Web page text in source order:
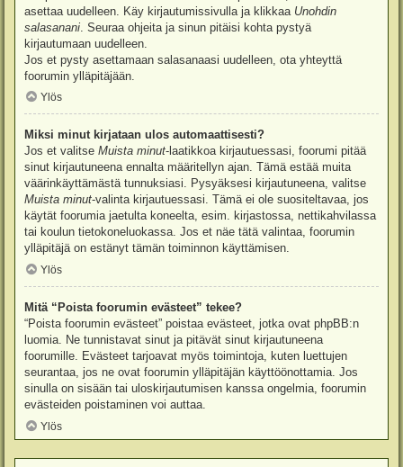
asettaa uudelleen. Käy kirjautumissivulla ja klikkaa Unohdin
salasanani . Seuraa ohjeita ja sinun pitäisi kohta pystyä
kirjautumaan uudelleen.
Jos et pysty asettamaan salasanaasi uudelleen, ota yhteyttä
foorumin ylläpitäjään.
Ylös
Miksi minut kirjataan ulos automaattisesti?
Jos et valitse Muista minut-laatikkoa kirjautuessasi, foorumi pitää
sinut kirjautuneena ennalta määritellyn ajan. Tämä estää muita
väärinkäyttämästä tunnuksiasi. Pysyäksesi kirjautuneena, valitse
Muista minut-valinta kirjautuessasi. Tämä ei ole suositeltavaa, jos
käytät foorumia jaetulta koneelta, esim. kirjastossa, nettikahvilassa
tai koulun tietokoneluokassa. Jos et näe tätä valintaa, foorumin
ylläpitäjä on estänyt tämän toiminnon käyttämisen.
Ylös
Mitä “Poista foorumin evästeet” tekee?
“Poista foorumin evästeet” poistaa evästeet, jotka ovat phpBB:n
luomia. Ne tunnistavat sinut ja pitävät sinut kirjautuneena
foorumille. Evästeet tarjoavat myös toimintoja, kuten luettujen
seurantaa, jos ne ovat foorumin ylläpitäjän käyttöönottamia. Jos
sinulla on sisään tai uloskirjautumisen kanssa ongelmia, foorumin
evästeiden poistaminen voi auttaa.
Ylös